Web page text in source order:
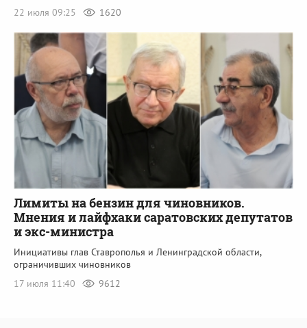
22 июля 09:25
1620
Лимиты на бензин для чиновников.
Мнения и лайфхаки саратовских депутатов
и экс-министра
Инициативы глав Ставрополья и Ленинградской области,
ограничивших чиновников
17 июля 11:40
9612